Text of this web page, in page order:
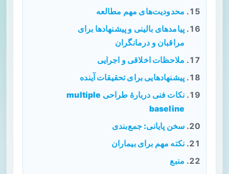
محدودیت‌های مهم مطالعه
پیامدهای بالینی و پیشنهادها برای
مراقبان و درمانگران
ملاحظات اخلاقی و اجرایی
پیشنهادهایی برای تحقیقات آینده
نکات فنی دربارهٔ طراحی multiple
baseline
سخن پایانی: جمع‌بندی
نکته مهم برای بیماران
منبع